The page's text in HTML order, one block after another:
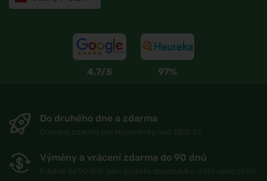
4,7/5 97%
Do druhého dne a zdarma
Výměny a vrácení zdarma do 90 dnů